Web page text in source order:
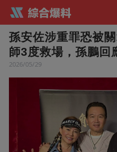
孫安佐涉重罪恐被
師3度救場，孫鵬回
2026/05/29